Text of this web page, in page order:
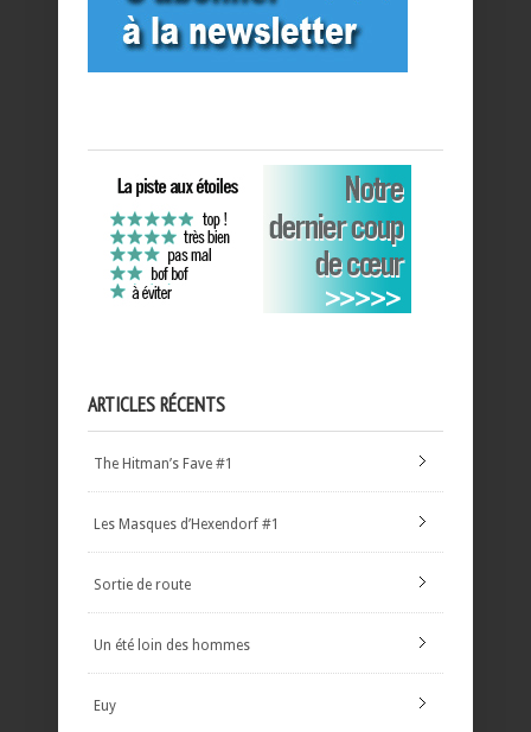
ARTICLES RÉCENTS
The Hitman’s Fave #1
Les Masques d’Hexendorf #1
Sortie de route
Un été loin des hommes
Euy